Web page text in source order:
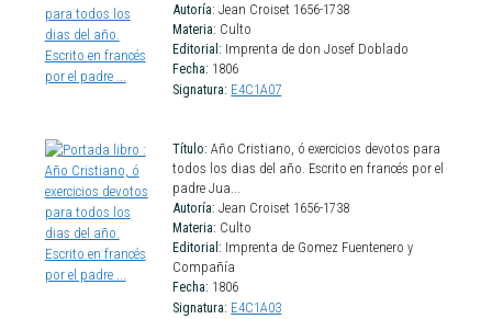
Autoría: Jean Croiset 1656-1738
Materia: Culto
Editorial: Imprenta de don Josef Doblado
Fecha: 1806
Signatura: E4C1A07
Título: Año Cristiano, ó exercicios devotos para
todos los dias del año. Escrito en francés por el
padre Jua...
Autoría: Jean Croiset 1656-1738
Materia: Culto
Editorial: Imprenta de Gomez Fuentenero y
Compañía
Fecha: 1806
Signatura: E4C1A03